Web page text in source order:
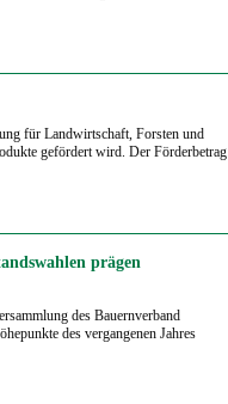
für Landwirtschaft, Forsten und
gefördert wird. Der Förderbetrag
prägen
des Bauernverband
des vergangenen Jahres